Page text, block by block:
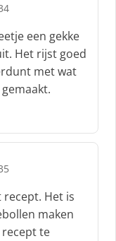
een gekke
Het rijst goed
met wat
recept. Het is
maken
te